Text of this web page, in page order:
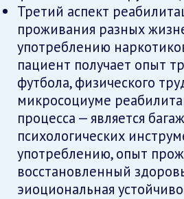
Третий аспект
проживания разных
употреблению
пациент получает опыт
футбола, физического
микросоциуме
процесса — является
психологических
употреблению, опыт
восстановленный
эиоциональная